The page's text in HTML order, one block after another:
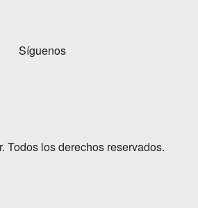
Síguenos
Todos los derechos reservados.